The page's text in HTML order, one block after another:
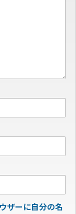
ザーに自分の名